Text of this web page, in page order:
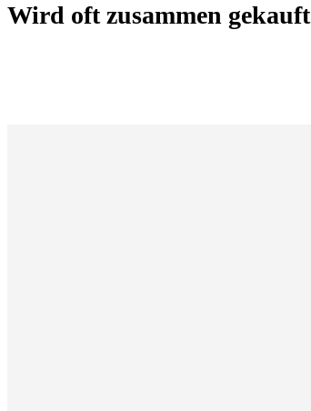
Wird oft zusammen gekauft